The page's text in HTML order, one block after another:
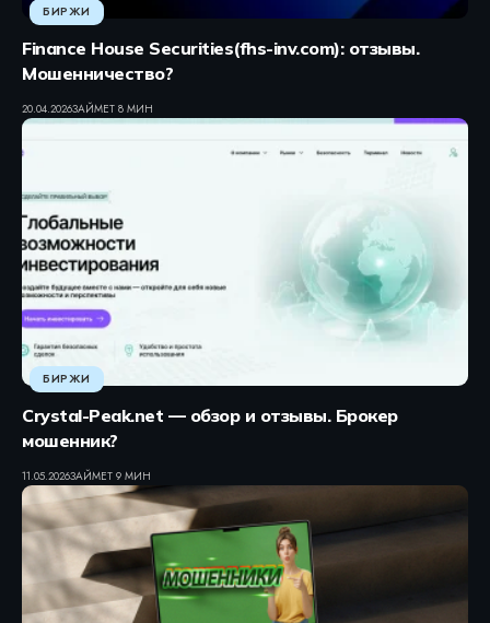
БИРЖИ
Finance House Securities(fhs-inv.com): отзывы.
Мошенничество?
20.04.2026ЗАЙМЕТ 8 МИН
БИРЖИ
Crystal-Peak.net — обзор и отзывы. Брокер
мошенник?
11.05.2026ЗАЙМЕТ 9 МИН